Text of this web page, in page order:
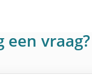
een vraag?